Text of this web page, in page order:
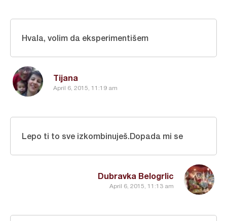
Tijana
April 6, 2015, 11:19 am
Hvala, volim da eksperimentišem
Dubravka Belogrlic
April 6, 2015, 11:13 am
Lepo ti to sve izkombinuješ.Dopada mi se